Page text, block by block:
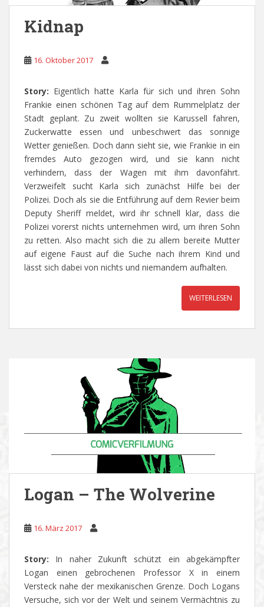
Kidnap
16. Oktober 2017
Story: Eigentlich hatte Karla für sich und ihren Sohn
Frankie einen schönen Tag auf dem Rummelplatz der
Stadt geplant. Zu zweit wollten sie Karussell fahren,
Zuckerwatte essen und unbeschwert das sonnige
Wetter genießen. Doch dann sieht sie, wie Frankie in ein
fremdes Auto gezogen wird, und sie kann nicht
verhindern, dass der Wagen mit ihm davonfährt.
Verzweifelt sucht Karla sich zunächst Hilfe bei der
Polizei. Doch als sie die Entführung auf dem Revier beim
Deputy Sheriff meldet, wird ihr schnell klar, dass die
Polizei vorerst nichts unternehmen wird, um ihren Sohn
zu retten. Also macht sich die zu allem bereite Mutter
auf eigene Faust auf die Suche nach ihrem Kind und
lässt sich dabei von nichts und niemandem aufhalten.
WEITERLESEN
Logan – The Wolverine
16. März 2017
Story: In naher Zukunft schützt ein abgekämpfter
Logan einen gebrochenen Professor X in einem
Versteck nahe der mexikanischen Grenze. Doch Logans
Versuche, sich vor der Welt und seinem Vermächtnis zu